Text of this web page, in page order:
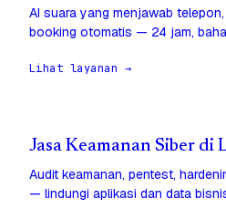
AI suara yang menjawab
booking otomatis — 24 jam,
Lihat layanan →
Jasa Keamanan Siber di
Audit keamanan, pentest,
— lindungi aplikasi dan data